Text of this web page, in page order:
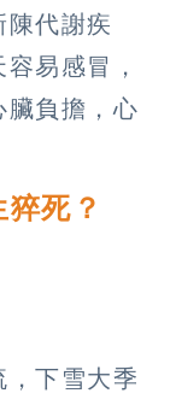
陳代謝疾
易感冒，
臟負擔，心
死？
下雪大季